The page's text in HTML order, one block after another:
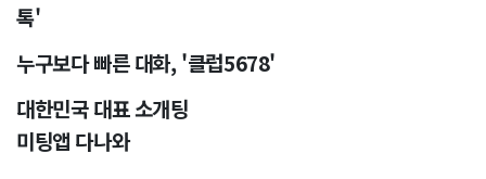
톡'
누구보다 빠른 대화, '클럽5678'
대한민국 대표 소개팅
미팅앱 다나와